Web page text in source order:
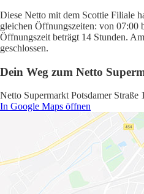
Diese Netto mit dem Scottie Filiale
gleichen Öffnungszeiten: von 07:00
Öffnungszeit beträgt 14 Stunden.
geschlossen.
Dein Weg zum Netto
Netto Supermarkt Potsdamer
In Google Maps öffnen